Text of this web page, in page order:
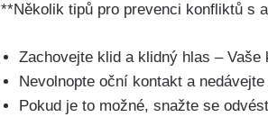
**Několik tipů pro prevenci konfliktů s
Zachovejte klid a klidný hlas –
Nevolnopte oční kontakt a
Pokud je to možné, snažte se